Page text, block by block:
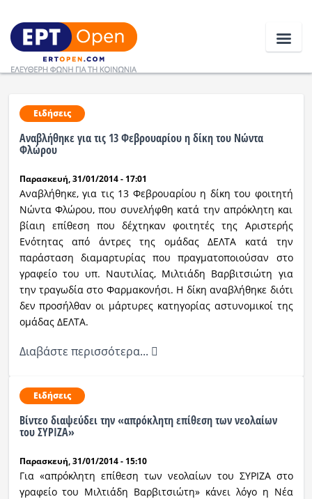
Ειδήσεις
Ελλάδα
Κοινωνία
Πολιτική
Οικονομία
Αθλητικά
Κόσμος
Ραδιόφωνο
Εκπομπές
Πολιτισμός
Ειδήσεις
Αναβλήθηκε για τις 13 Φεβρουαρίου η δίκη του Νώντα
Φλώρου
Παρασκευή, 31/01/2014 - 17:01
Αναβλήθηκε, για τις 13 Φεβρουαρίου η δίκη του φοιτητή
Νώντα Φλώρου, που συνελήφθη κατά την απρόκλητη και
βίαιη επίθεση που δέχτηκαν φοιτητές της Αριστερής
Ενότητας από άντρες της ομάδας ΔΕΛΤΑ κατά την
παράσταση διαμαρτυρίας που πραγματοποιούσαν στο
γραφείο του υπ. Ναυτιλίας, Μιλτιάδη Βαρβιτσιώτη για
την τραγωδία στο Φαρμακονήσι. Η δίκη αναβλήθηκε διότι
δεν προσήλθαν οι μάρτυρες κατηγορίας αστυνομικοί της
ομάδας ΔΕΛΤΑ.
Διαβάστε περισσότερα...
Ειδήσεις
Βίντεο διαψεύδει την «απρόκλητη επίθεση των νεολαίων
του ΣΥΡΙΖΑ»
Παρασκευή, 31/01/2014 - 15:10
Για «απρόκλητη επίθεση των νεολαίων του ΣΥΡΙΖΑ στο
γραφείο του Μιλτιάδη Βαρβιτσιώτη» κάνει λόγο η Νέα